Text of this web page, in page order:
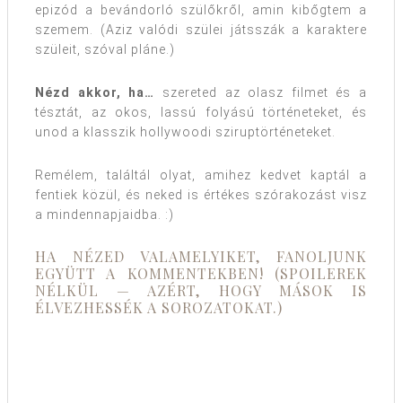
epizód a bevándorló szülőkről, amin kibőgtem a
szemem. (Aziz valódi szülei játsszák a karaktere
szüleit, szóval pláne.)
Nézd akkor, ha…
szereted az olasz filmet és a
tésztát, az okos, lassú folyású történeteket, és
unod a klasszik hollywoodi sziruptörténeteket.
Remélem, találtál olyat, amihez kedvet kaptál a
fentiek közül, és neked is értékes szórakozást visz
a mindennapjaidba. :)
HA NÉZED VALAMELYIKET, FANOLJUNK
EGYÜTT A KOMMENTEKBEN! (SPOILEREK
NÉLKÜL — AZÉRT, HOGY MÁSOK IS
ÉLVEZHESSÉK A SOROZATOKAT.)